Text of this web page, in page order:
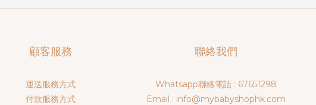
顧客服務
運送服務方式
付款服務方式
聯絡我們
Whatsapp聯絡電話 : 67651298
Email : info@mybabyshophk.com